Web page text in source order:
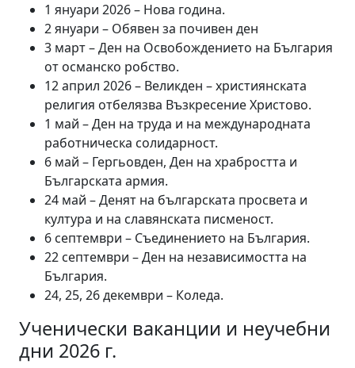
1 януари 2026 – Нова година.
2 януари – Обявен за почивен ден
3 март – Ден на Освобождението на България
от османско робство.
12 април 2026 – Великден – християнската
религия отбелязва Възкресение Христово.
1 май – Ден на труда и на международната
работническа солидарност.
6 май – Гергьовден, Ден на храбростта и
Българската армия.
24 май – Денят на българската просвета и
култура и на славянската писменост.
6 септември – Съединението на България.
22 септември – Ден на независимостта на
България.
24, 25, 26 декември – Коледа.
Ученически ваканции и неучебни
дни 2026 г.